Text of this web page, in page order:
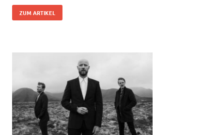
ZUM ARTIKEL